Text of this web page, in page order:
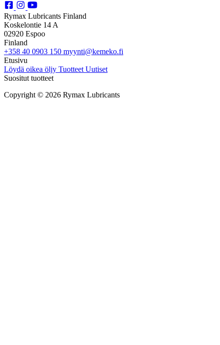
Rymax Lubricants Finland
Koskelontie 14 A
02920 Espoo
Finland
+358 40 0903 150 myynti@kemeko.fi
Etusivu
Löydä oikea öljy Tuotteet Uutiset
Suositut tuotteet
Copyright © 2026 Rymax Lubricants